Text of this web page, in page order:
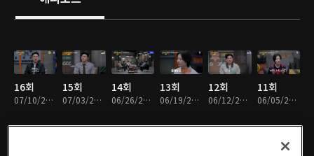
16회
07/10/2026 • 1시간 7분
15회
07/03/2026 • 1시간 9분
14회
06/26/2026 • 1시간 4분
13회
06/19/2026 • 59분
12회
06/12/2026 • 58분
11회
06/05/2026 • 1시간